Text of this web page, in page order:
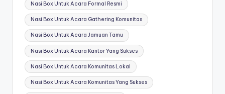
Nasi Box Untuk Acara Formal Resmi
Nasi Box Untuk Acara Gathering Komunitas
Nasi Box Untuk Acara Jamuan Tamu
Nasi Box Untuk Acara Kantor Yang Sukses
Nasi Box Untuk Acara Komunitas Lokal
Nasi Box Untuk Acara Komunitas Yang Sukses